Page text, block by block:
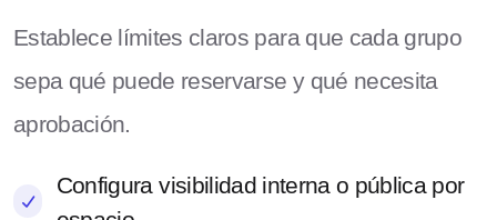
Establece límites claros para que cada grupo
sepa qué puede reservarse y qué necesita
aprobación.
Configura visibilidad interna o pública por